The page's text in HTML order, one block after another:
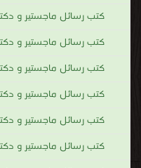
كتب رسائل ماجستير و
كتب رسائل ماجستير و
كتب رسائل ماجستير و
كتب رسائل ماجستير و
كتب رسائل ماجستير و
كتب رسائل ماجستير و